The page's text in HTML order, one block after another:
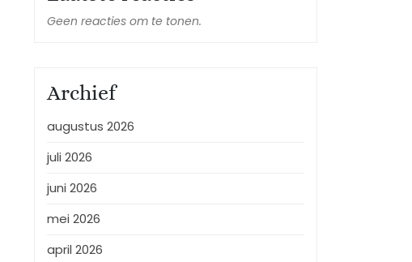
Geen reacties om te tonen.
Archief
augustus 2026
juli 2026
juni 2026
mei 2026
april 2026